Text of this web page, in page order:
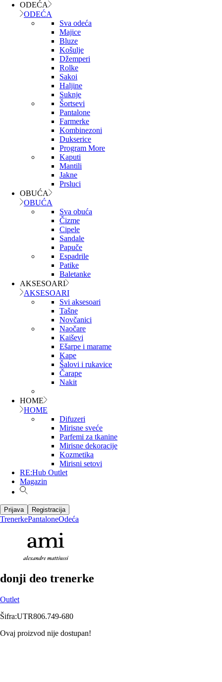
ODEĆA
ODEĆA
Sva odeća
Majice
Bluze
Košulje
Džemperi
Rolke
Sakoi
Haljine
Suknje
Šortsevi
Pantalone
Farmerke
Kombinezoni
Dukserice
Program More
Kaputi
Mantili
Jakne
Prsluci
OBUĆA
OBUĆA
Sva obuća
Čizme
Cipele
Sandale
Papuče
Espadrile
Patike
Baletanke
AKSESOARI
AKSESOARI
Svi aksesoari
Tašne
Novčanici
Naočare
Kaiševi
Ešarpe i marame
Kape
Šalovi i rukavice
Čarape
Nakit
HOME
HOME
Difuzeri
Mirisne sveće
Parfemi za tkanine
Mirisne dekoracije
Kozmetika
Mirisni setovi
RE:Hub Outlet
Magazin
Prijava Registracija
TrenerkePantaloneOdeća
donji deo trenerke
Outlet
Šifra:UTR806.749-680
Ovaj proizvod nije dostupan!